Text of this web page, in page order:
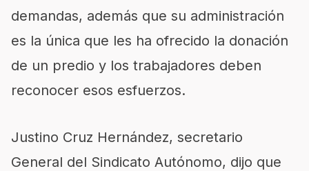
demandas, además que su administración
es la única que les ha ofrecido la donación
de un predio y los trabajadores deben
reconocer esos esfuerzos.
Justino Cruz Hernández, secretario
General del Sindicato Autónomo, dijo que